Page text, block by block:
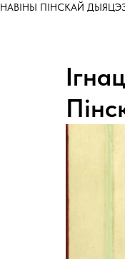
НАВІНЫ ПІНСКАЙ